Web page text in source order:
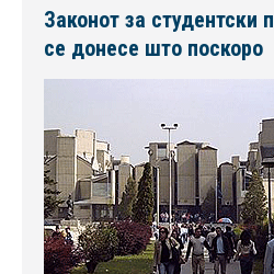
Законот за студентски
се донесе што поскоро